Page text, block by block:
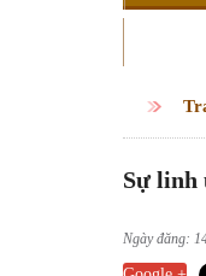
Sự linh
Ngày đăng: